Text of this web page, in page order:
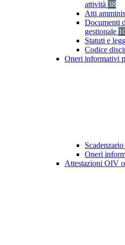
attività 38
Atti
Documenti
gestionale
Statuti e
Codice
Oneri informativi
Oneri
Attestazioni OIV